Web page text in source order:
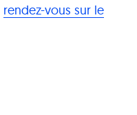
rendez-vous sur le